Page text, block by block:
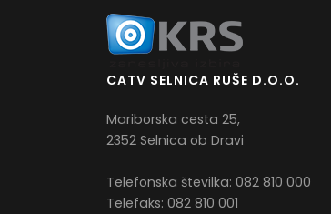
CATV SELNICA RUŠE D.O.O.
Mariborska cesta 25,
2352 Selnica ob Dravi
Telefonska številka: 082 810 000
Telefaks: 082 810 001